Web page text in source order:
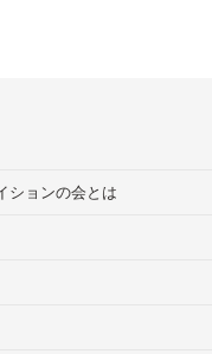
ションの会とは